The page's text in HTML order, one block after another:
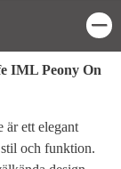
IML Peony On
ett elegant
och funktion.